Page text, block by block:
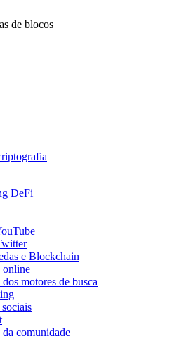
de blocos
DeFi
e Blockchain
online
motores de busca
da comunidade